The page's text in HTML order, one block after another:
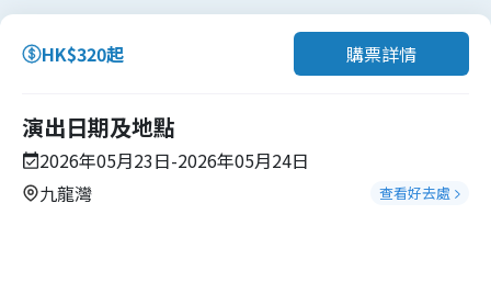
HK$320起 購票詳情
演出日期及地點
2026年05月23日-2026年05月24日
九龍灣
查看好去處